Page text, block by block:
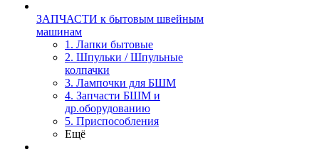
ЗАПЧАСТИ к бытовым швейным
машинам
1. Лапки бытовые
2. Шпульки / Шпульные
колпачки
3. Лампочки для БШМ
4. Запчасти БШМ и
др.оборудованию
5. Приспособления
Ещё